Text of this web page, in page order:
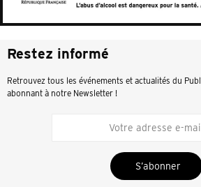
Restez informé
Retrouvez tous les événements et actualités du
abonnant à notre Newsletter !
S’abonner